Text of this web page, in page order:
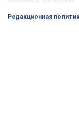
Редакционная